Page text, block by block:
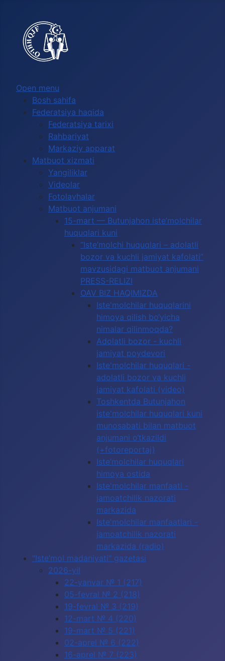
Open menu
Bosh sahifa
Federatsiya haqida
Federatsiya tarixi
Rahbariyat
Markaziy apparat
Matbuot xizmati
Yangiliklar
Videolar
Fotolavhalar
Matbuot anjumani
15-mart — Butunjahon iste’molchilar
huquqlari kuni
“Iste’molchi huquqlari – adolatli
bozor va kuchli jamiyat kafolati”
mavzusidagi matbuot anjumani
PRESS-RELIZI
OAV BIZ HAQIMIZDA
Iste'molchilar huquqlarini
himoya qilish bo‘yicha
nimalar qilinmoqda?
Adolatli bozor - kuchli
jamiyat poydevori
Iste'molchilar huquqlari -
adolatli bozor va kuchli
jamiyat kafolati (video)
Toshkentda Butunjahon
iste'molchilar huquqlari kuni
munosabati bilan matbuot
anjumani o‘tkazildi
(+fotoreportaj)
Iste’molchilar huquqlari
himoya ostida
Iste'molchilar manfaati -
jamoatchilik nazorati
markazida
Iste'molchilar manfaatlari -
jamoatchilik nazorati
markazida (radio)
"Iste’mol madaniyati" gazetasi
2026-yil
22-yanvar № 1 (217)
05-fevral № 2 (218)
19-fevral № 3 (219)
12-mart № 4 (220)
19-mart № 5 (221)
02-aprel № 6 (222)
16-aprel № 7 (223)